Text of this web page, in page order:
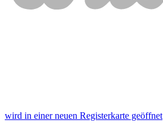
wird in einer neuen Registerkarte geöffnet